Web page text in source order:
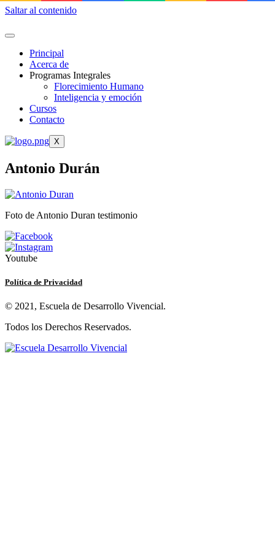
Saltar al contenido
Principal
Acerca de
Programas Integrales
Florecimiento Humano
Inteligencia y emoción
Cursos
Contacto
X
Antonio Durán
Foto de Antonio Duran testimonio
Youtube
Política de Privacidad
© 2021, Escuela de Desarrollo Vivencial.
Todos los Derechos Reservados.